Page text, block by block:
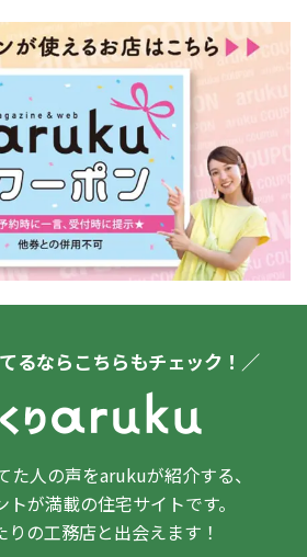
るならこちらもチェック！／
た人の声をarukuが紹介する、
が満載の住宅サイトです。
りの工務店と出会えます！